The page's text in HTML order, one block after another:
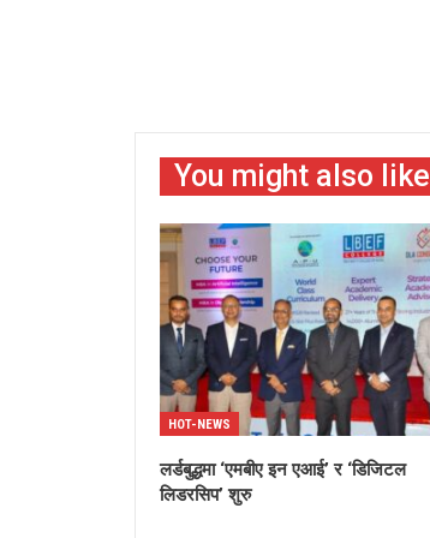
You might also like
HOT-NEWS
लर्डबुद्धमा ‘एमबीए इन एआई’ र ‘डिजिटल
लिडरसिप’ शुरु